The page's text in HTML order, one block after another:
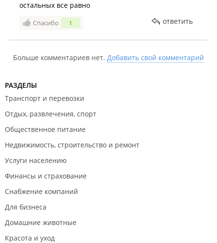
остальных все равно
Спасибо 1 ответить
Больше комментариев нет. Добавить свой комментарий
РАЗДЕЛЫ
Транспорт и перевозки
Отдых, развлечения, спорт
Общественное питание
Недвижимость, строительство и ремонт
Услуги населению
Финансы и страхование
Снабжение компаний
Для бизнеса
Домашние животные
Красота и уход